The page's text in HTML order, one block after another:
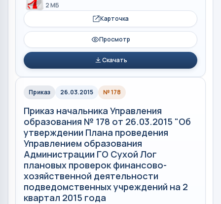
2 МБ
Карточка
Просмотр
Скачать
Приказ 26.03.2015 № 178
Приказ начальника Управления
образования № 178 от 26.03.2015 "Об
утверждении Плана проведения
Управлением образования
Администрации ГО Сухой Лог
плановых проверок финансово-
хозяйственной деятельности
подведомственных учреждений на 2
квартал 2015 года